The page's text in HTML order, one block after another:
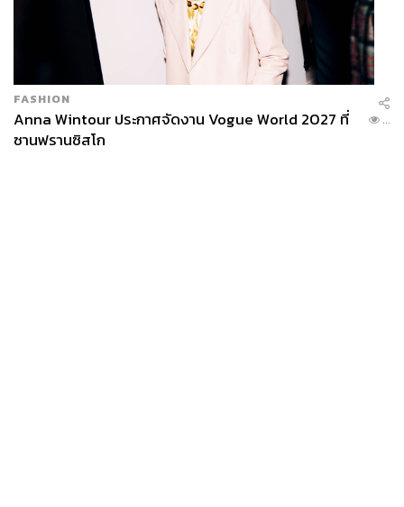
FASHION
Anna Wintour ประกาศจัดงาน Vogue World 2027 ที่
ซานฟรานซิสโก
...